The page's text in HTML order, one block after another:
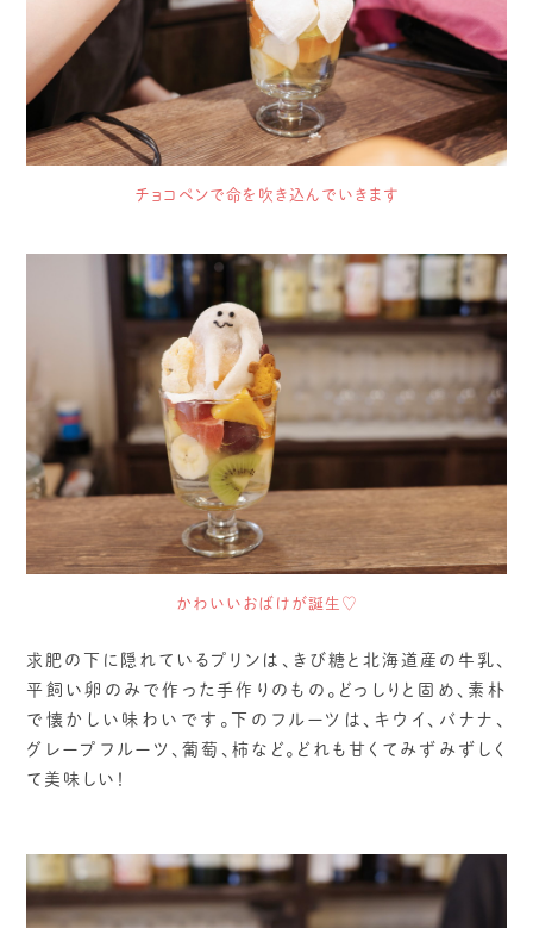
チョコペンで命を吹き込んでいきます
かわいいおばけが誕生♡
求肥の下に隠れているプリンは、きび糖と北海道産の牛乳、
平飼い卵のみで作った手作りのもの。どっしりと固め、素朴
で懐かしい味わいです。下のフルーツは、キウイ、バナナ、
グレープフルーツ、葡萄、柿など。どれも甘くてみずみずしく
て美味しい！